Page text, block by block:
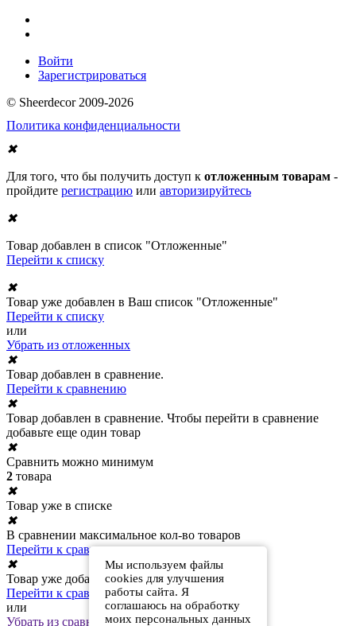
Войти
Зарегистрироваться
© Sheerdecor 2009-2026
Политика конфиденциальности
Мы используем файлы
cookies для улучшения
работы сайта. Я
соглашаюсь на обработку
моих персональных данных
✖
Для того, что бы получить доступ к отложенным товарам -
пройдите регистрацию или авторизируйтесь
✖
Товар добавлен в список "Отложенные"
Перейти к списку
✖
Товар уже добавлен в Ваш список "Отложенные"
Перейти к списку
или
Убрать из отложенных
✖
Товар добавлен в сравнение.
Перейти к сравнению
✖
Товар добавлен в сравнение. Чтобы перейти в сравнение
добавьте еще один товар
✖
Сравнить можно минимум
2 товара
✖
Товар уже в списке
✖
В сравнении максимальное кол-во товаров
Перейти к сравнению
✖
Товар уже добавлен в сравнение
Перейти к сравнению
или
Убрать из сравнения